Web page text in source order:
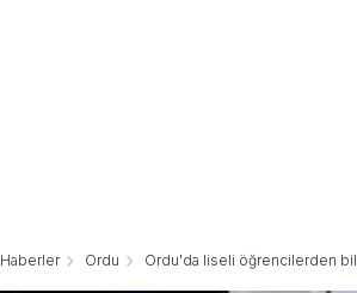
Ordu Ordu'da liseli öğrencilerden